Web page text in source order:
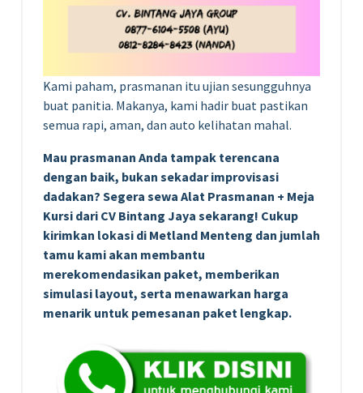
Kami paham, prasmanan itu ujian sesungguhnya
buat panitia. Makanya, kami hadir buat pastikan
semua rapi, aman, dan auto kelihatan mahal.
Mau prasmanan Anda tampak terencana
dengan baik, bukan sekadar improvisasi
dadakan? Segera sewa Alat Prasmanan + Meja
Kursi dari CV Bintang Jaya sekarang! Cukup
kirimkan lokasi di Metland Menteng dan jumlah
tamu kami akan membantu
merekomendasikan paket, memberikan
simulasi layout, serta menawarkan harga
menarik untuk pemesanan paket lengkap.